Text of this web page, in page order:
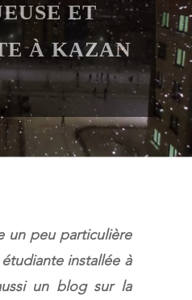
ET
À KAZAN
un peu particulière
installée à
un blog sur la